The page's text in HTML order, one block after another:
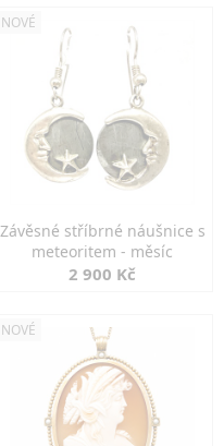
NOVÉ
Závěsné stříbrné náušnice s
meteoritem - měsíc
2 900 Kč
NOVÉ